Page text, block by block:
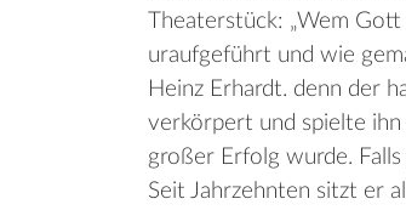
Theaterstück: „Wem
uraufgeführt und wie
Heinz Erhardt. denn der
verkörpert und spielte ihn
großer Erfolg wurde.
Seit Jahrzehnten sitzt er